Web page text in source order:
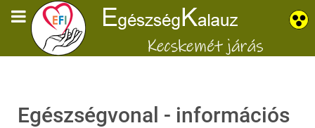
Egészségvonal - információs